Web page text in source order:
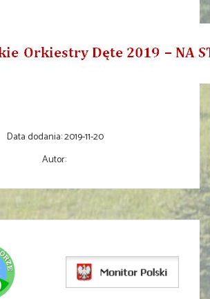
Data dodania:2019-11-20
Autor: